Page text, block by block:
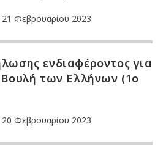
21 Φεβρουαρίου 2023
ενδιαφέροντος για
των Ελλήνων (1ο
20 Φεβρουαρίου 2023